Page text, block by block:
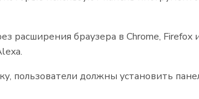
расширения браузера в Chrome, Firefox
пользователи должны установить